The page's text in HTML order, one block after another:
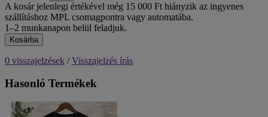
A kosár jelenlegi értékével még 15 000 Ft hiányzik az ingyenes
szállításhoz MPL csomagpontra vagy automatába.
1–2 munkanapon belül feladjuk.
Kosárba
0 visszajelzések /Visszajelzés írás
Hasonló Termékek